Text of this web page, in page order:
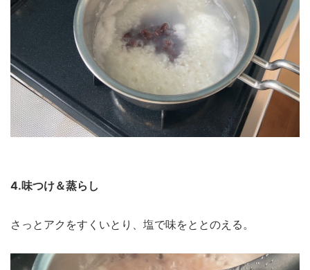
4.味つけ＆蒸らし
さっとアクをすくいとり、塩で味をととのえる。